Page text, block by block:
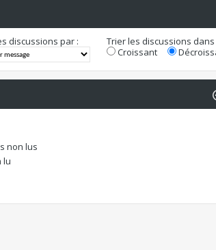
discussions par :
Trier les discussions
Croissant
non lus
lu